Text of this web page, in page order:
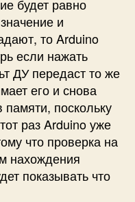
будет равно
и
то Arduino
если нажать
ДУ передаст то же
его и снова
поскольку
раз Arduino уже
что проверка на
нахождения
показывать что